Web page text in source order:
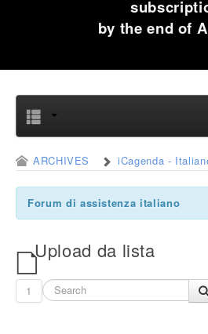
by the end of
ARCHIVES iCagenda -
Forum di assistenza italiano
Upload da lista
1